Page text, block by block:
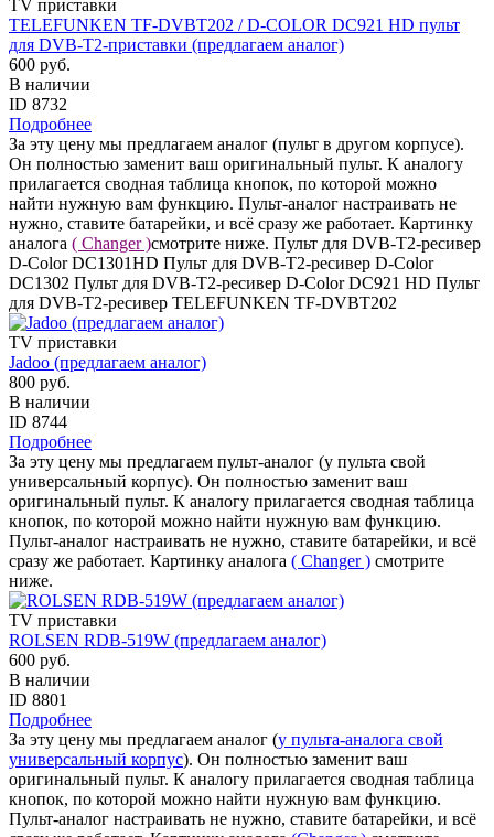
TV приставки
TELEFUNKEN TF-DVBT202 / D-COLOR DC921 HD пульт
для DVB-T2-приставки (предлагаем аналог)
600 руб.
В наличии
ID 8732
Подробнее
За эту цену мы предлагаем аналог (пульт в другом корпусе).
Он полностью заменит ваш оригинальный пульт. К аналогу
прилагается сводная таблица кнопок, по которой можно
найти нужную вам функцию. Пульт-аналог настраивать не
нужно, ставите батарейки, и всё сразу же работает. Картинку
аналога ( Changer )смотрите ниже. Пульт для DVB-T2-ресивер
D-Color DC1301HD Пульт для DVB-T2-ресивер D-Color
DC1302 Пульт для DVB-T2-ресивер D-Color DC921 HD Пульт
для DVB-T2-ресивер TELEFUNKEN TF-DVBT202
TV приставки
Jadoo (предлагаем аналог)
800 руб.
В наличии
ID 8744
Подробнее
За эту цену мы предлагаем пульт-аналог (у пульта свой
универсальный корпус). Он полностью заменит ваш
оригинальный пульт. К аналогу прилагается сводная таблица
кнопок, по которой можно найти нужную вам функцию.
Пульт-аналог настраивать не нужно, ставите батарейки, и всё
сразу же работает. Картинку аналога ( Changer ) смотрите
ниже.
TV приставки
ROLSEN RDB-519W (предлагаем аналог)
600 руб.
В наличии
ID 8801
Подробнее
За эту цену мы предлагаем аналог (у пульта-аналога свой
универсальный корпус). Он полностью заменит ваш
оригинальный пульт. К аналогу прилагается сводная таблица
кнопок, по которой можно найти нужную вам функцию.
Пульт-аналог настраивать не нужно, ставите батарейки, и всё